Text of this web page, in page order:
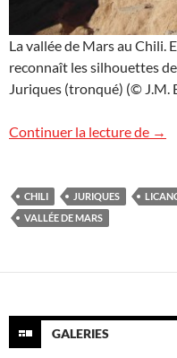
La vallée de Mars au Chili.
reconnaît les silhouettes
Juriques (tronqué) (© J.M.
Continuer la lecture de →
CHILI JURIQUES
VALLÉE DE MARS
GALERIES